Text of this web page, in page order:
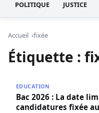
POLITIQUE JUSTICE
Accueil fixée
Étiquette :
EDUCATION
Bac 2026 : La date
candidatures fixée